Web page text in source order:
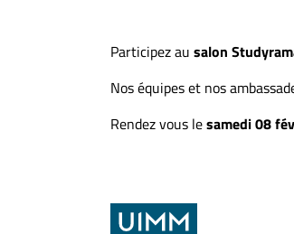
Participez au salon
Nos équipes et nos
Rendez vous lesamedi 08